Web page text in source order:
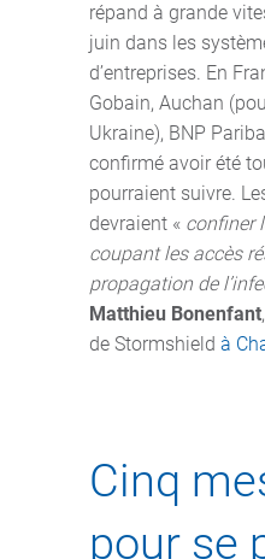
répand à grande
juin dans les
d’entreprises. En
Gobain, Auchan
Ukraine), BNP
confirmé avoir été
pourraient suivre.
devraient « confiner
coupant les accès
propagation de
Matthieu Bonenfant
de Stormshield à
Cinq
pour se